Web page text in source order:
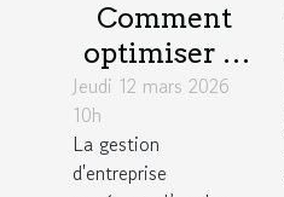
Comment
optimiser la
gestion
d'entreprise
pour une
Jeudi 12 mars 2026
10h
La gestion
d'entreprise